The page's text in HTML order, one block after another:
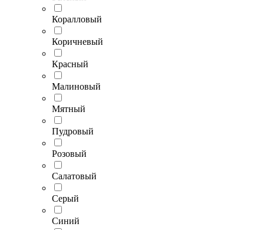
Коралловый
Коричневый
Красный
Малиновый
Мятный
Пудровый
Розовый
Салатовый
Серый
Синий